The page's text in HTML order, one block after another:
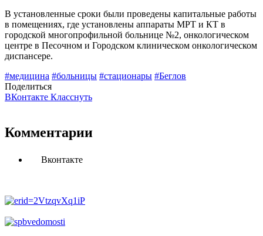
В установленные сроки были проведены капитальные работы
в помещениях, где установлены аппараты МРТ и КТ в
городской многопрофильной больнице №2, онкологическом
центре в Песочном и Городском клиническом онкологическом
диспансере.
#медицина #больницы #стационары #Беглов
Поделиться
ВКонтакте Класснуть
Комментарии
Вконтакте